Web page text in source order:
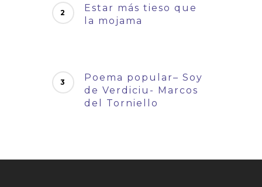
Estar más tieso que
la mojama
Poema popular– Soy
de Verdiciu- Marcos
del Torniello